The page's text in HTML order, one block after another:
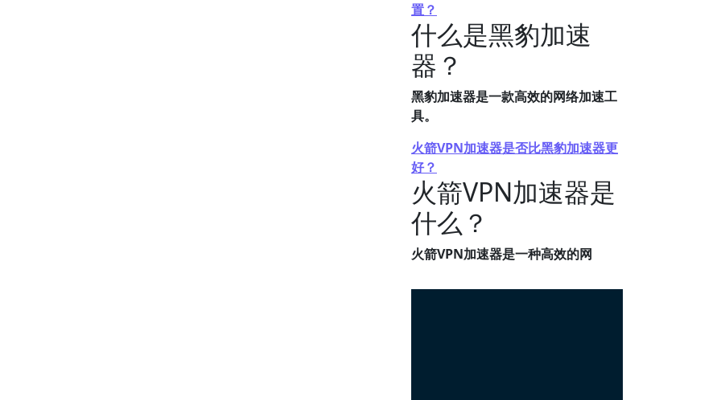
置？
什么是黑豹加速
器？
黑豹加速器是一款高效的网络加速工
具。
火箭VPN加速器是否比黑豹加速器更
好？
火箭VPN加速器是
什么？
火箭VPN加速器是一种高效的网